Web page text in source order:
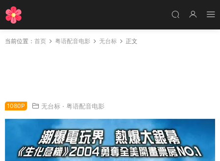
当前位置： 首页 粤语配音电影 无台标 正文
1080P 无台标 · 粤语配音电影